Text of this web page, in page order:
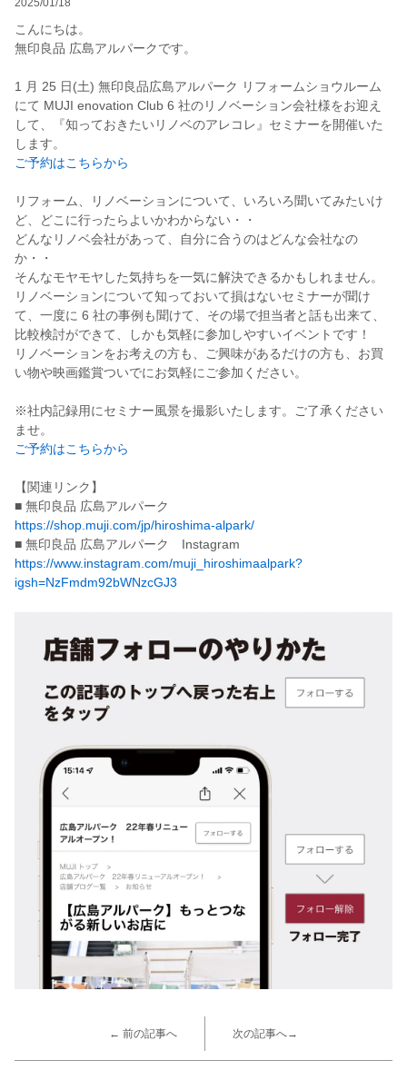
2025/01/18
こんにちは。
無印良品 広島アルパークです。
1 月 25 日(土) 無印良品広島アルパーク リフォームショウルーム
にて MUJI enovation Club 6 社のリノベーション会社様をお迎え
して、『知っておきたいリノベのアレコレ』セミナーを開催いた
します。
ご予約はこちらから
リフォーム、リノベーションについて、いろいろ聞いてみたいけ
ど、どこに行ったらよいかわからない・・
どんなリノベ会社があって、自分に合うのはどんな会社なの
か・・
そんなモヤモヤした気持ちを一気に解決できるかもしれません。
リノベーションについて知っておいて損はないセミナーが聞け
て、一度に 6 社の事例も聞けて、その場で担当者と話も出来て、
比較検討ができて、しかも気軽に参加しやすいイベントです！
リノベーションをお考えの方も、ご興味があるだけの方も、お買
い物や映画鑑賞ついでにお気軽にご参加ください。
※社内記録用にセミナー風景を撮影いたします。ご了承ください
ませ。
ご予約はこちらから
【関連リンク】
■ 無印良品 広島アルパーク
https://shop.muji.com/jp/hiroshima-alpark/
■ 無印良品 広島アルパーク Instagram
https://www.instagram.com/muji_hiroshimaalpark?
igsh=NzFmdm92bWNzcGJ3
← 前の記事へ 次の記事へ→